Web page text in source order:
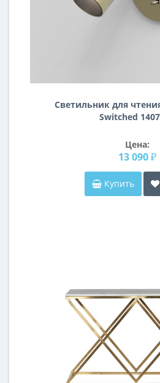
Светильник для
Switched
Цена:
13 090 ₽
Купить